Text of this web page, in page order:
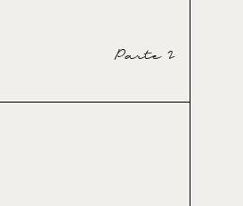
Parte 2